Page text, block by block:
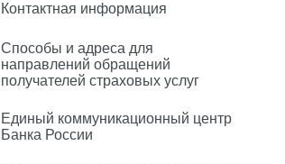
Контактная информация
Способы и адреса для
направлений обращений
получателей страховых услуг
Единый коммуникационный центр
Банка России